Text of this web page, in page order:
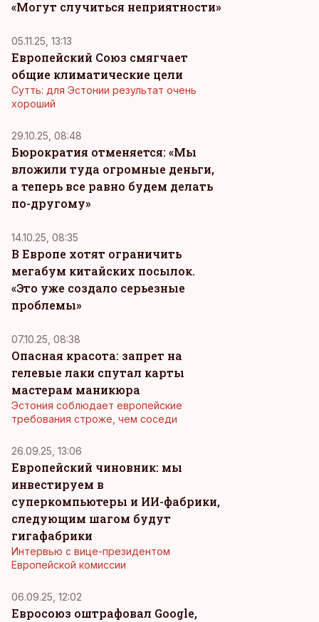
«Могут случиться неприятности»
05.11.25, 13:13
Европейский Союз смягчает
общие климатические цели
Сутть: для Эстонии результат очень
хороший
29.10.25, 08:48
Бюрократия отменяется: «Мы
вложили туда огромные деньги,
а теперь все равно будем делать
по-другому»
14.10.25, 08:35
В Европе хотят ограничить
мегабум китайских посылок.
«Это уже создало серьезные
проблемы»
07.10.25, 08:38
Опасная красота: запрет на
гелевые лаки спутал карты
мастерам маникюра
Эстония соблюдает европейские
требования строже, чем соседи
26.09.25, 13:06
Европейский чиновник: мы
инвестируем в
суперкомпьютеры и ИИ-фабрики,
следующим шагом будут
гигафабрики
Интервью с вице-президентом
Европейской комиссии
06.09.25, 12:02
Евросоюз оштрафовал Google,